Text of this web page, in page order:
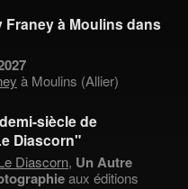
à Moulins dans
à Moulins (Allier)
siècle de
Diascorn"
Diascorn, Un Autre
aux éditions